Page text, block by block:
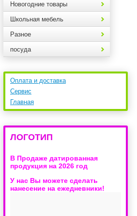
Новогодние товары
Школьная мебель
Разное
посуда
Оплата и доставка
Сервис
Главная
ЛОГОТИП
В Продаже датированная
продукция на 2026 год
У нас Вы можете сделать
нанесение на ежедневники!